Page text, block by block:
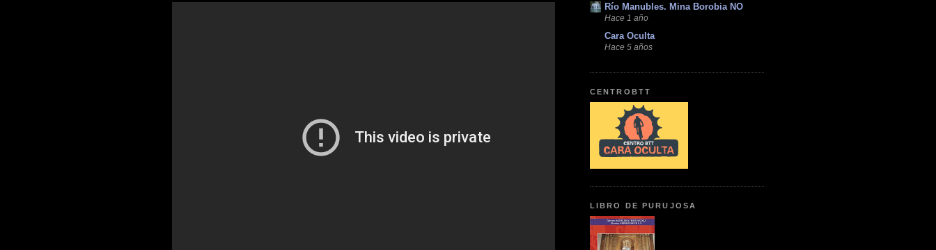
Río Manubles. Mina Borobia NO
Hace 1 año
Cara Oculta
Hace 5 años
CENTROBTT
LIBRO DE PURUJOSA